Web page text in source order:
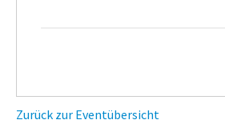
Zurück zur Eventübersicht